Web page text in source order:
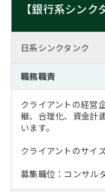
【銀行系シン
日系シンクタンク
職務職責
クライアントの経営
継、合理化、資金計
います。
クライアントのサイ
募集職位：コンサル